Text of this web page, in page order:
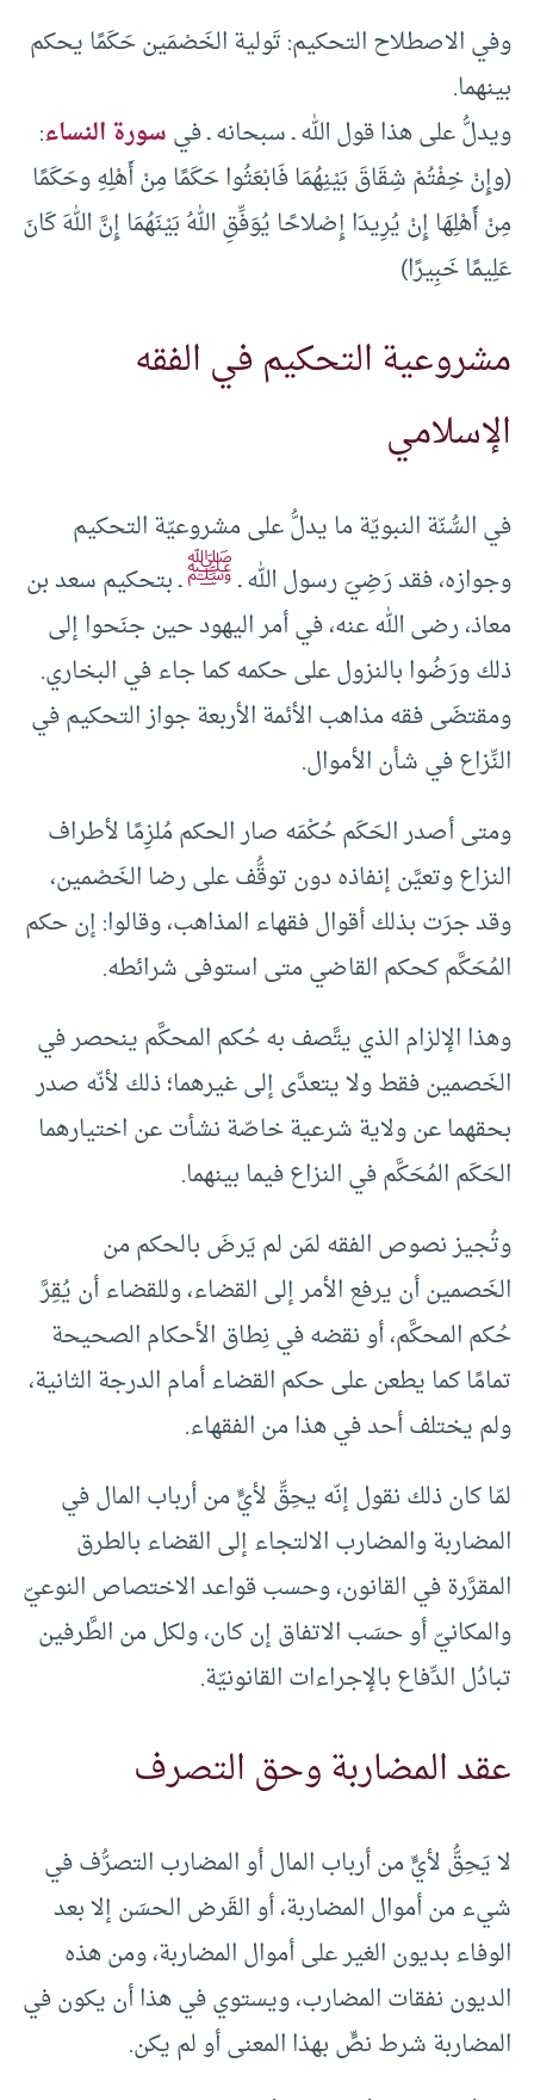
وفي الاصطلاح التحكيم: تَولية الخَصْمَين حَكَمًا يحكم
بينهما.
ويدلُّ على هذا قول الله ـ سبحانه ـ فيسورة النساء:
(وإِنْ خِفْتُمْ شِقَاقَ بَيْنِهُمَا فَابْعَثُوا حَكَمًا مِنْ أَهْلِهِ وحَكَمًا
مِنْ أَهْلِهَا إِنْ يُرِيدَا إِصْلاحًا يُوَفِّقِ اللهُ بَيْنَهُمَا إِنَّ اللهَ كَانَ
عَلِيمًا خَبِيرًا)
مشروعية التحكيم في الفقه
الإسلامي
في السُّنّة النبويّة ما يدلُّ على مشروعيّة التحكيم
وجوازه، فقد رَضِيَ رسول الله ـﷺـ بتحكيم سعد بن
معاذ، رضى الله عنه، في أمر اليهود حين جنَحوا إلى
ذلك ورَضُوا بالنزول على حكمه كما جاء في البخاري.
ومقتضَى فقه مذاهب الأئمة الأربعة جواز التحكيم في
النِّزاع في شأن الأموال.
ومتى أصدر الحَكَم حُكْمَه صار الحكم مُلزِمًا لأطراف
النزاع وتعيَّن إنفاذه دون توقُّف على رضا الخَصْمين،
وقد جرَت بذلك أقوال فقهاء المذاهب، وقالوا: إن حكم
المُحَكَّم كحكم القاضي متى استوفى شرائطه.
وهذا الإلزام الذي يتَّصف به حُكم المحكَّم ينحصر في
الخَصمين فقط ولا يتعدَّى إلى غيرهما؛ ذلك لأنّه صدر
بحقهما عن ولاية شرعية خاصّة نشأت عن اختيارهما
الحَكَم المُحَكَّم في النزاع فيما بينهما.
وتُجيز نصوص الفقه لمَن لم يَرضَ بالحكم من
الخَصمين أن يرفع الأمر إلى القضاء، وللقضاء أن يُقِرَّ
حُكم المحكَّم، أو نقضه في نِطاق الأحكام الصحيحة
تمامًا كما يطعن على حكم القضاء أمام الدرجة الثانية،
ولم يختلف أحد في هذا من الفقهاء.
لمّا كان ذلك نقول إنّه يحِقِّ لأيٍّ من أرباب المال في
المضاربة والمضارب الالتجاء إلى القضاء بالطرق
المقرَّرة في القانون، وحسب قواعد الاختصاص النوعيّ
والمكانيّ أو حسَب الاتفاق إن كان، ولكل من الطَّرفين
تبادُل الدِّفاع بالإجراءات القانونيّة.
عقد المضاربة وحق التصرف
لا يَحِقُّ لأيٍّ من أرباب المال أو المضارب التصرُّف في
شيء من أموال المضاربة، أو القَرض الحسَن إلا بعد
الوفاء بديون الغير على أموال المضاربة، ومن هذه
الديون نفقات المضارب، ويستوي في هذا أن يكون في
المضاربة شرط نصٍّ بهذا المعنى أو لم يكن.